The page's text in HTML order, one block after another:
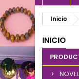
Inicio
INICIO